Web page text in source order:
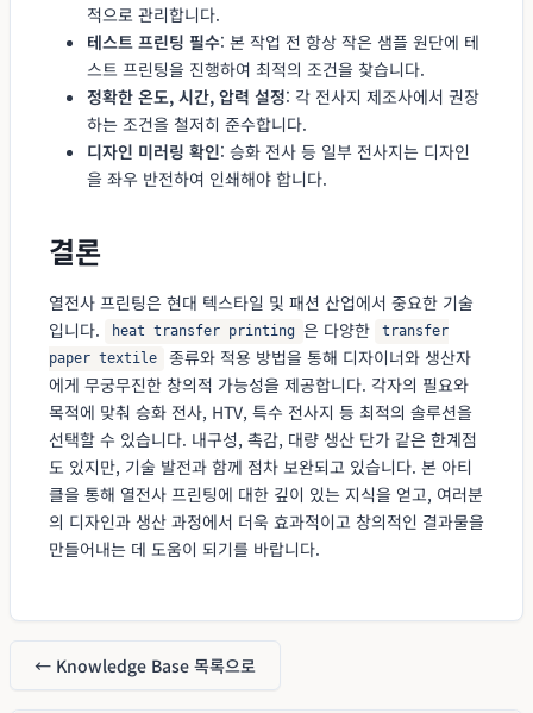
적으로 관리합니다.
테스트 프린팅 필수: 본 작업 전 항상 작은 샘플 원단에 테
스트 프린팅을 진행하여 최적의 조건을 찾습니다.
정확한 온도, 시간, 압력 설정: 각 전사지 제조사에서 권장
하는 조건을 철저히 준수합니다.
디자인 미러링 확인: 승화 전사 등 일부 전사지는 디자인
을 좌우 반전하여 인쇄해야 합니다.
결론
열전사 프린팅은 현대 텍스타일 및 패션 산업에서 중요한 기술
입니다.
heat transfer printing 은 다양한
transfer
paper textile
종류와 적용 방법을 통해 디자이너와 생산자
에게 무궁무진한 창의적 가능성을 제공합니다. 각자의 필요와
목적에 맞춰 승화 전사, HTV, 특수 전사지 등 최적의 솔루션을
선택할 수 있습니다. 내구성, 촉감, 대량 생산 단가 같은 한계점
도 있지만, 기술 발전과 함께 점차 보완되고 있습니다. 본 아티
클을 통해 열전사 프린팅에 대한 깊이 있는 지식을 얻고, 여러분
의 디자인과 생산 과정에서 더욱 효과적이고 창의적인 결과물을
만들어내는 데 도움이 되기를 바랍니다.
← Knowledge Base 목록으로